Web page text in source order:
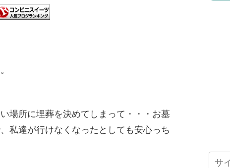
場所に埋葬を決めてしまって・・・お墓
私達が行けなくなったとしても安心っち